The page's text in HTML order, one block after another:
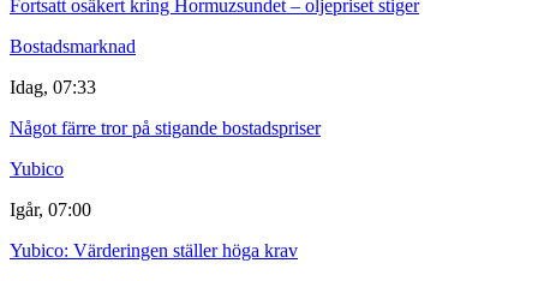
Fortsatt osäkert kring Hormuzsundet – oljepriset stiger
Bostadsmarknad
Idag, 07:33
Något färre tror på stigande bostadspriser
Yubico
Igår, 07:00
Yubico: Värderingen ställer höga krav